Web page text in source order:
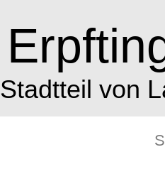
Stadtteil von